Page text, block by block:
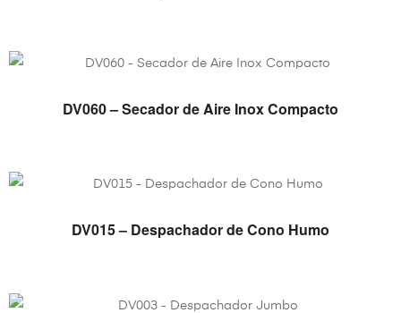
VER PRODUCTO
DV060 – Secador de Aire Inox Compacto
VER PRODUCTO
DV015 – Despachador de Cono Humo